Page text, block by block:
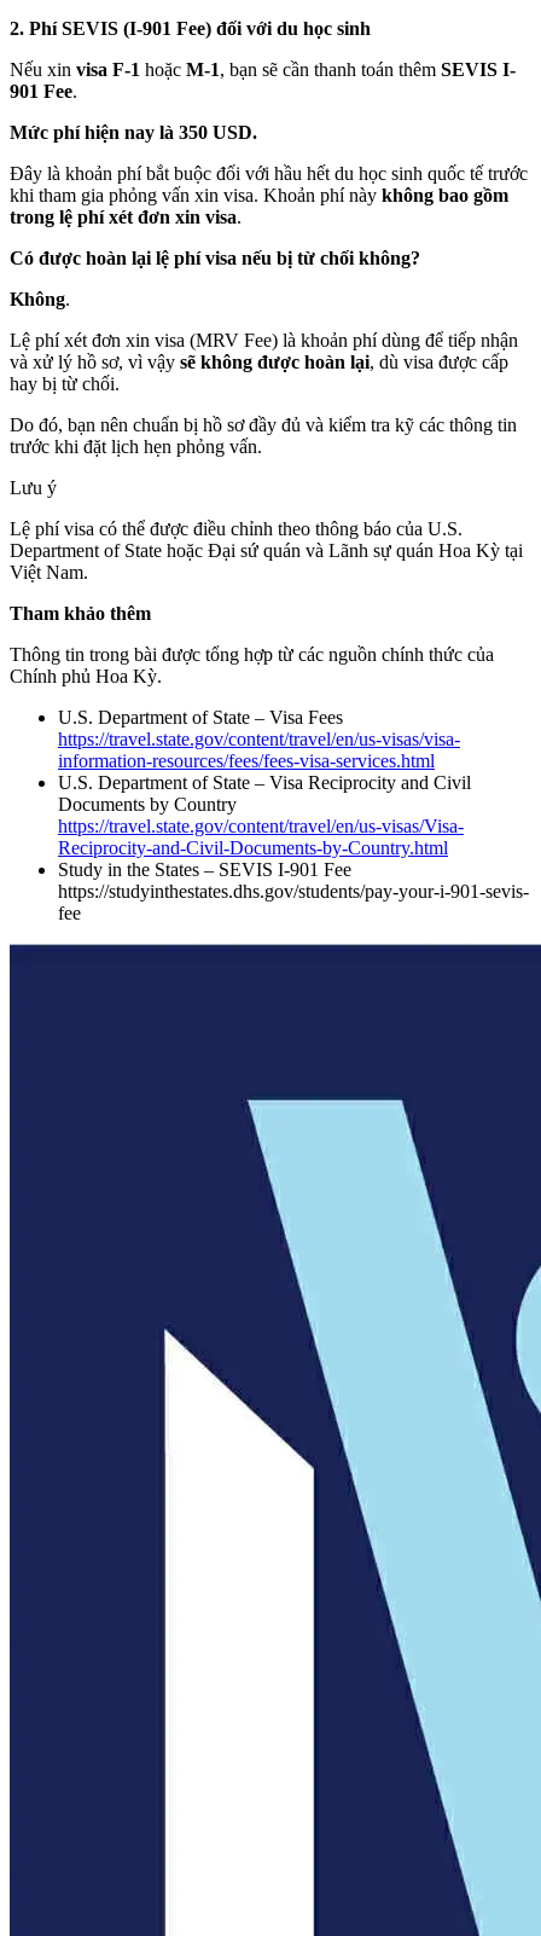
2. Phí SEVIS (I-901 Fee) đối với du học sinh
Nếu xin visa F-1 hoặc M-1, bạn sẽ cần thanh toán thêm SEVIS I-
901 Fee.
Mức phí hiện nay là 350 USD.
Đây là khoản phí bắt buộc đối với hầu hết du học sinh quốc tế trước
khi tham gia phỏng vấn xin visa. Khoản phí này không bao gồm
trong lệ phí xét đơn xin visa.
Có được hoàn lại lệ phí visa nếu bị từ chối không?
Không.
Lệ phí xét đơn xin visa (MRV Fee) là khoản phí dùng để tiếp nhận
và xử lý hồ sơ, vì vậy sẽ không được hoàn lại, dù visa được cấp
hay bị từ chối.
Do đó, bạn nên chuẩn bị hồ sơ đầy đủ và kiểm tra kỹ các thông tin
trước khi đặt lịch hẹn phỏng vấn.
Lưu ý
Lệ phí visa có thể được điều chỉnh theo thông báo của U.S.
Department of State hoặc Đại sứ quán và Lãnh sự quán Hoa Kỳ tại
Việt Nam.
Tham khảo thêm
Thông tin trong bài được tổng hợp từ các nguồn chính thức của
Chính phủ Hoa Kỳ.
U.S. Department of State – Visa Fees
https://travel.state.gov/content/travel/en/us-visas/visa-
information-resources/fees/fees-visa-services.html
U.S. Department of State – Visa Reciprocity and Civil
Documents by Country
https://travel.state.gov/content/travel/en/us-visas/Visa-
Reciprocity-and-Civil-Documents-by-Country.html
Study in the States – SEVIS I-901 Fee
https://studyinthestates.dhs.gov/students/pay-your-i-901-sevis-
fee